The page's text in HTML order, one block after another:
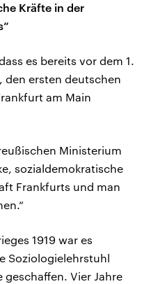
Kräfte in der
es bereits vor dem 1.
den ersten deutschen
am Main
Ministerium
sozialdemokratische
Frankfurts und man
1919 war es
Soziologielehrstuhl
Vier Jahre